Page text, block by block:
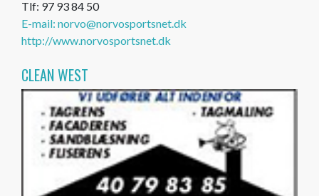
Tlf: 97 93 84 50
E-mail: norvo@norvosportsnet.dk
http://www.norvosportsnet.dk
CLEAN WEST